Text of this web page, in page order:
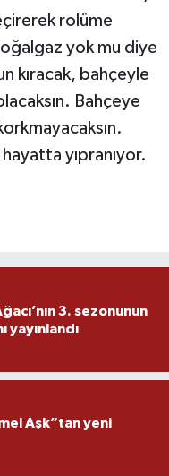
rolüme
yok mu diye
kıracak, bahçeyle
Bahçeye
yıpranıyor.
3. sezonunun
yayınlandı
Aşk”tan yeni